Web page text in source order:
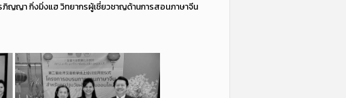
ภิญญา กิ่งมิ่งแฮ วิทยากรผู้เชี่ยวชาญด้านการสอนภาษาจีน